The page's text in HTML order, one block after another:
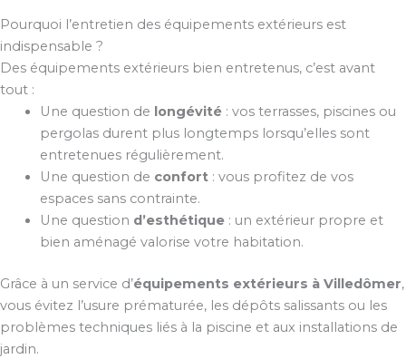
Pourquoi l’entretien des équipements extérieurs est
indispensable ?
Des équipements extérieurs bien entretenus, c’est avant
tout :
Une question de longévité: vos terrasses, piscines ou
pergolas durent plus longtemps lorsqu’elles sont
entretenues régulièrement.
Une question de confort: vous profitez de vos
espaces sans contrainte.
Une question d’esthétique: un extérieur propre et
bien aménagé valorise votre habitation.
Grâce à un service d’équipements extérieurs à Villedômer,
vous évitez l’usure prématurée, les dépôts salissants ou les
problèmes techniques liés à la piscine et aux installations de
jardin.